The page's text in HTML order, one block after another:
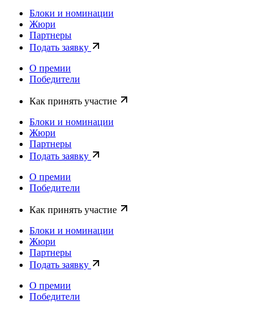
Блоки и номинации
Жюри
Партнеры
Подать заявку
О премии
Победители
Как принять участие
Блоки и номинации
Жюри
Партнеры
Подать заявку
О премии
Победители
Как принять участие
Блоки и номинации
Жюри
Партнеры
Подать заявку
О премии
Победители